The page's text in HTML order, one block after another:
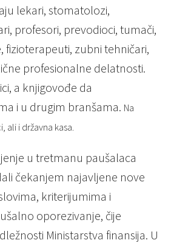
lekari, stomatolozi,
profesori, prevodioci, tumači,
fizioterapeuti, zubni tehničari,
profesionalne delatnosti.
a knjigovođe da
i u drugim branšama. Na
ali i državna kasa.
u tretmanu paušalaca
čekanjem najavljene nove
kriterijumima i
oporezivanje, čije
Ministarstva finansija. U